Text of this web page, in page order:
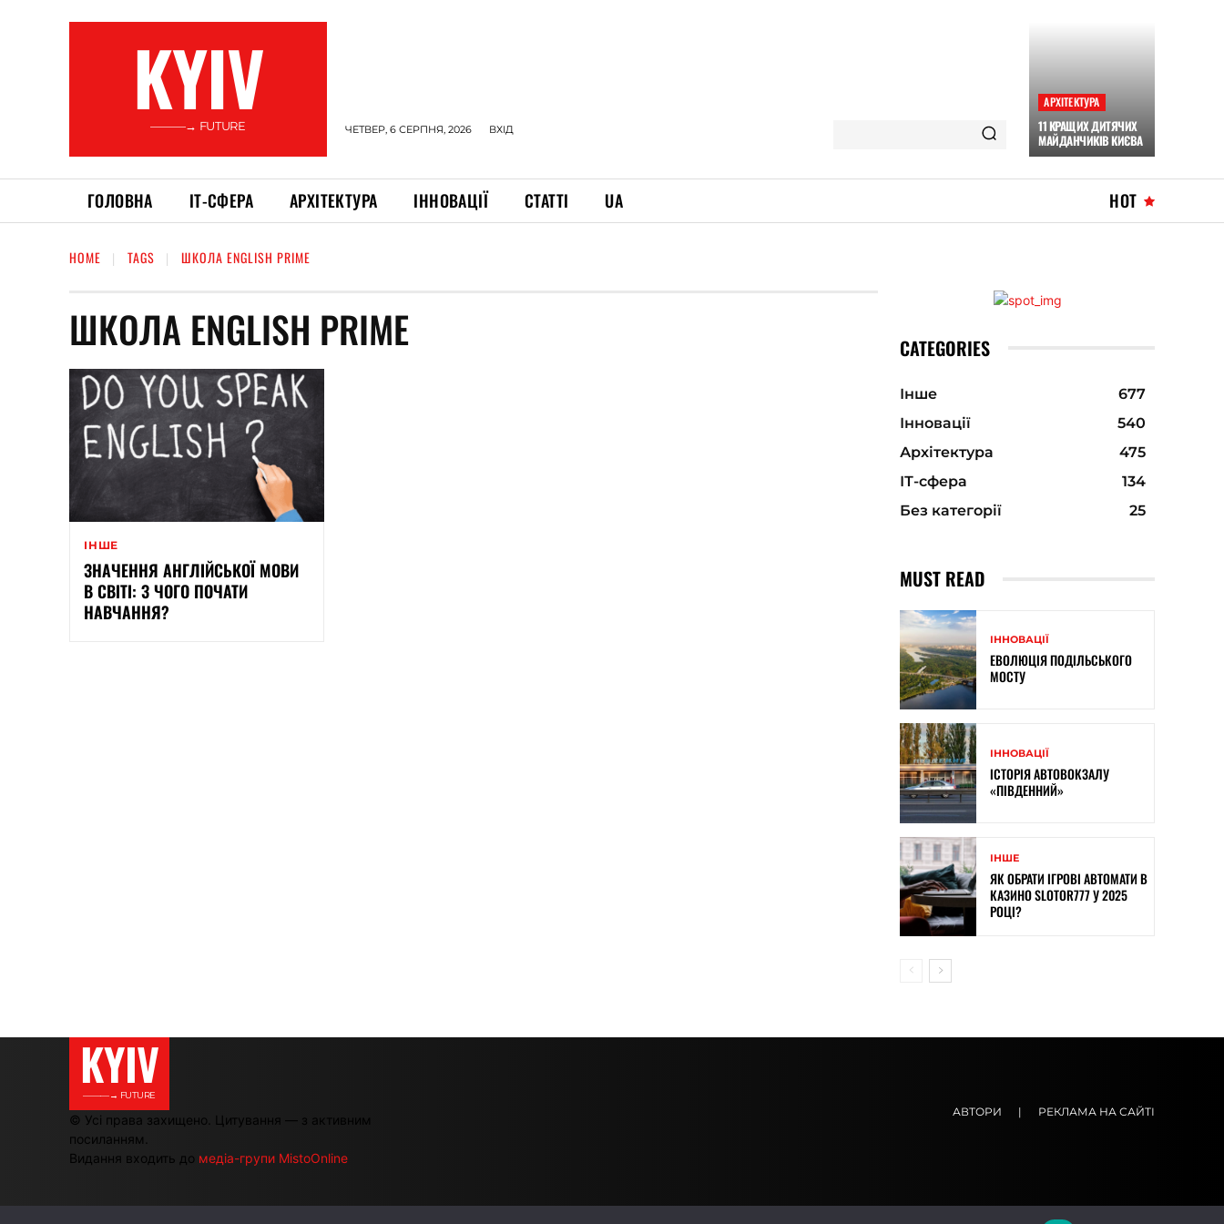
KYIV
———→ FUTURE ЧЕТВЕР, 6 СЕРПНЯ, 2026 ВХІД
АРХІТЕКТУРА
11 КРАЩИХ ДИТЯЧИХ
МАЙДАНЧИКІВ КИЄВА
ГОЛОВНА ІТ-СФЕРА АРХІТЕКТУРА ІННОВАЦІЇ СТАТТІ UA HOT
HOME TAGS ШКОЛА ENGLISH PRIME
ШКОЛА ENGLISH PRIME
ІНШЕ
ЗНАЧЕННЯ АНГЛІЙСЬКОЇ МОВИ
В СВІТІ: З ЧОГО ПОЧАТИ
НАВЧАННЯ?
CATEGORIES
Інше
677
Інновації
540
Архітектура
475
ІТ-сфера
134
Без категорії
25
MUST READ
ІННОВАЦІЇ
ЕВОЛЮЦІЯ ПОДІЛЬСЬКОГО
МОСТУ
ІННОВАЦІЇ
ІСТОРІЯ АВТОВОКЗАЛУ
«ПІВДЕННИЙ»
ІНШЕ
ЯК ОБРАТИ ІГРОВІ АВТОМАТИ В
КАЗИНО SLOTOR777 У 2025
РОЦІ?
KYIV
———→ FUTURE
© Усі права захищено. Цитування — з активним
посиланням.
Видання входить до медіа-групи MistoOnline
АВТОРИ | РЕКЛАМА НА САЙТІ